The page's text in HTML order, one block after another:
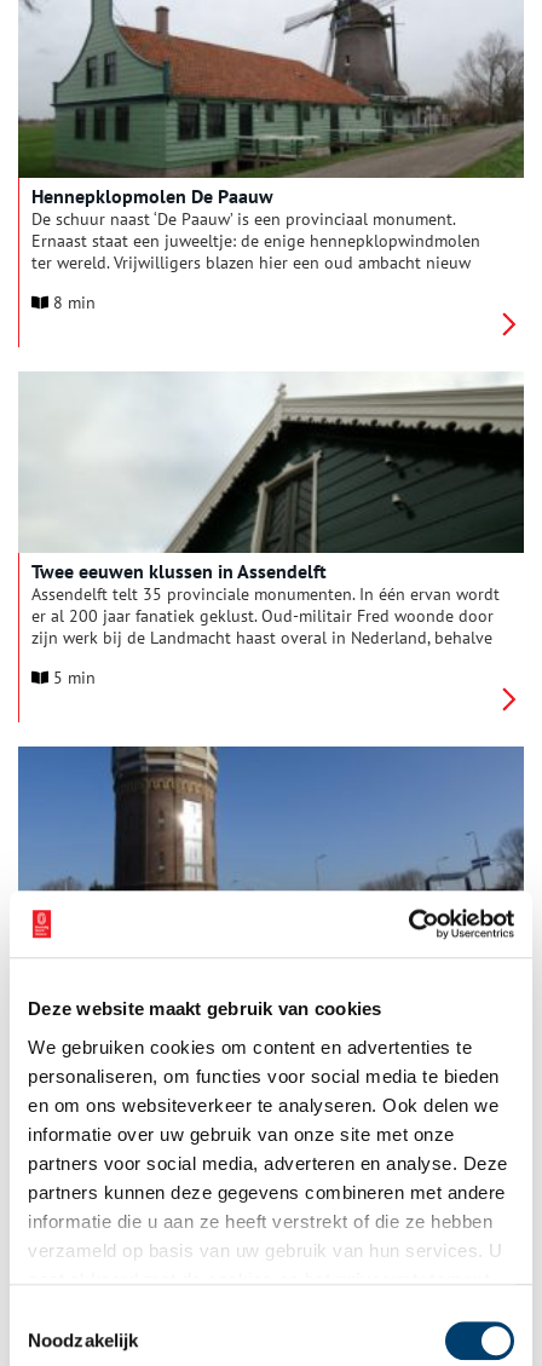
Deze website maakt gebruik van cookies
We gebruiken cookies om content en advertenties te
personaliseren, om functies voor social media te bieden
en om ons websiteverkeer te analyseren. Ook delen we
informatie over uw gebruik van onze site met onze
partners voor social media, adverteren en analyse. Deze
partners kunnen deze gegevens combineren met andere
informatie die u aan ze heeft verstrekt of die ze hebben
verzameld op basis van uw gebruik van hun services. U
Noodzakelijk
Hennepklopmolen De Paauw
De schuur naast ‘De Paauw’ is een provinciaal monument.
Ernaast staat een juweeltje: de enige hennepklopwindmolen
ter wereld. Vrijwilligers blazen hier een oud ambacht nieuw
8 min
Twee eeuwen klussen in Assendelft
Assendelft telt 35 provinciale monumenten. In één ervan wordt
er al 200 jaar fanatiek geklust. Oud-militair Fred woonde door
zijn werk bij de Landmacht haast overal in Nederland, behalve
neer in Assendelft. ‘Als ik niet weg hoef, ga ik hier niet meer
5 min
Nieuw leven in oude watertoren: ‘de rauwheid kunnen
hoe houd je een oude watertoren ‘levend’? Vol pompen met
water heeft geen zin. In Assendelft is de oudst bestaande
watertoren in Noord-Holland helemaal getransformeerd. Het
monument is nu van deze tijd, zelfs gasloos!
6 min
Deze zomer neemt Jan Feith je mee op reis door onze